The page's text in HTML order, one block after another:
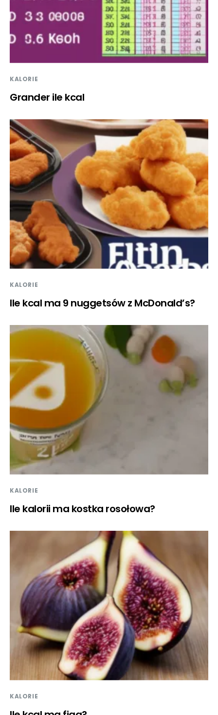
KALORIE
Grander ile kcal
KALORIE
Ile kcal ma 9 nuggetsów z McDonald’s?
KALORIE
Ile kalorii ma kostka rosołowa?
KALORIE